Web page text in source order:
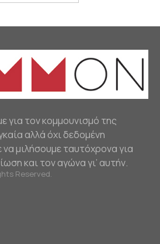
για τον κομμουνισμό της
αλλά όχι δεδομένη
μιλήσουμε ταυτόχρονα για
και τον αγώνα γι’ αυτήν.
Reserved.